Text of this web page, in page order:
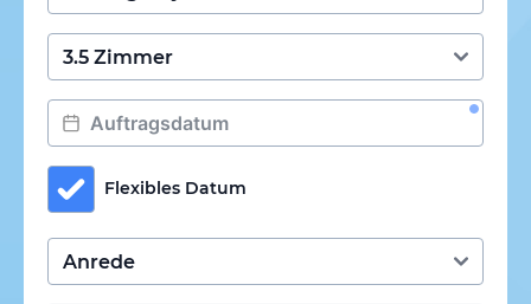
Flexibles Datum